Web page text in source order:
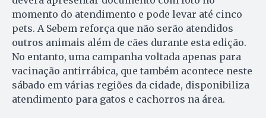
momento do atendimento e pode levar até cinco
pets. A Sebem reforça que não serão atendidos
outros animais além de cães durante esta edição.
No entanto, uma campanha voltada apenas para
vacinação antirrábica, que também acontece neste
sábado em várias regiões da cidade, disponibiliza
atendimento para gatos e cachorros na área.